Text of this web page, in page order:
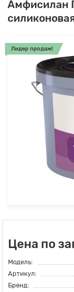
Амфисилан
Лидер продаж!
Цена по
Модель:
Артикул:
Бренд: